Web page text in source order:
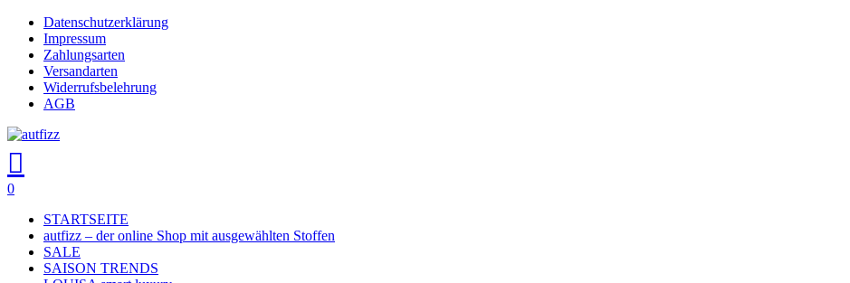
Skip
main
content
Datenschutzerklärung
Impressum
Zahlungsarten
Versandarten
Widerrufsbelehrung
AGB
search
account
0
STARTSEITE
autfizz – der online Shop mit ausgewählten Stoffen
SALE
SAISON TRENDS